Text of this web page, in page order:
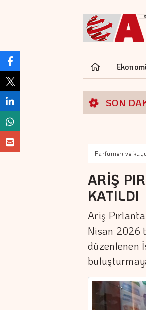
Ekonomi
SON
Parfümeri ve
ARİŞ
KATILDI
Ariş
Nisan 2026
düzenlenen